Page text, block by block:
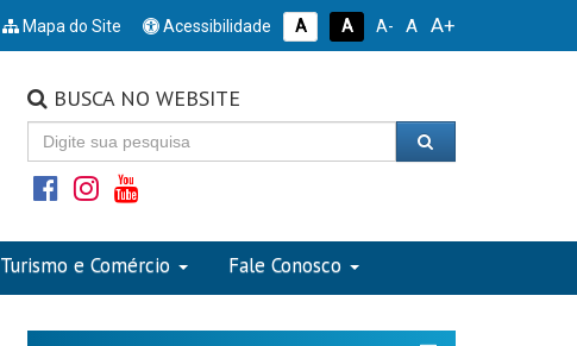
Mapa do Site Acessibilidade A A A- A A+
BUSCA NO WEBSITE
Turismo e Comércio Fale Conosco